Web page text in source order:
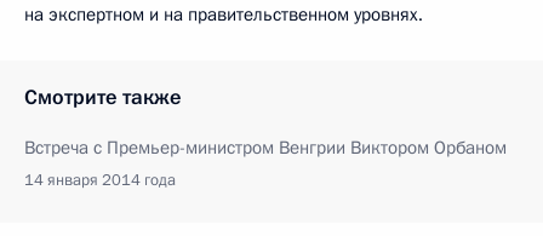
на экспертном и на правительственном уровнях.
Смотрите также
Встреча с Премьер-министром Венгрии Виктором Орбаном
14 января 2014 года